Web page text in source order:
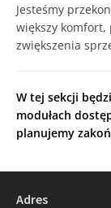
Jesteśmy
większy komfort,
zwiększenia
W tej sekcji
modułach
planujemy
Adres